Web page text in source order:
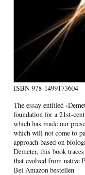
ISBN 978-1499173604
The essay entitled
foundation for a 21st-
which has made our
which will not come to
approach based on
Demeter, this book
that evolved from native
Bei Amazon bestellen